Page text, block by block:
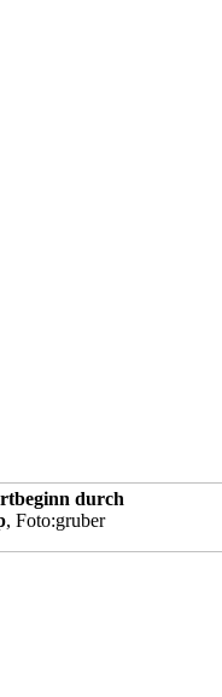
durch
, Foto:gruber